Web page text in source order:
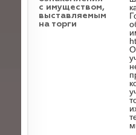
с имуществом,
выставляемым
на торги